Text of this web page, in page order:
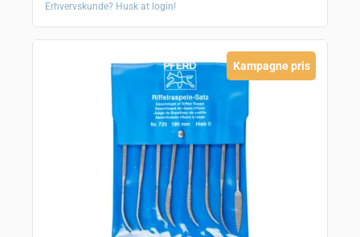
Erhvervskunde? Husk at login!
Kampagne pris